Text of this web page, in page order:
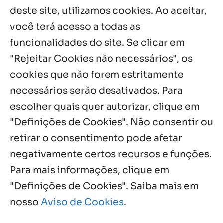
deste site, utilizamos cookies. Ao aceitar,
você terá acesso a todas as
funcionalidades do site. Se clicar em
"Rejeitar Cookies não necessários", os
cookies que não forem estritamente
necessários serão desativados. Para
escolher quais quer autorizar, clique em
"Definições de Cookies". Não consentir ou
retirar o consentimento pode afetar
negativamente certos recursos e funções.
Para mais informações, clique em
"Definições de Cookies". Saiba mais em
nosso Aviso de Cookies.
missão em encontro
7 ago, 2026
Palavra Diária (07/08/2026)
Notícias por Categoria
Próximos Eventos
Agosto, 2026